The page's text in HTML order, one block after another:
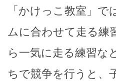
「かけっこ教室」
ムに合わせて走る練
ら一気に走る練習な
ちで競争を行うと、